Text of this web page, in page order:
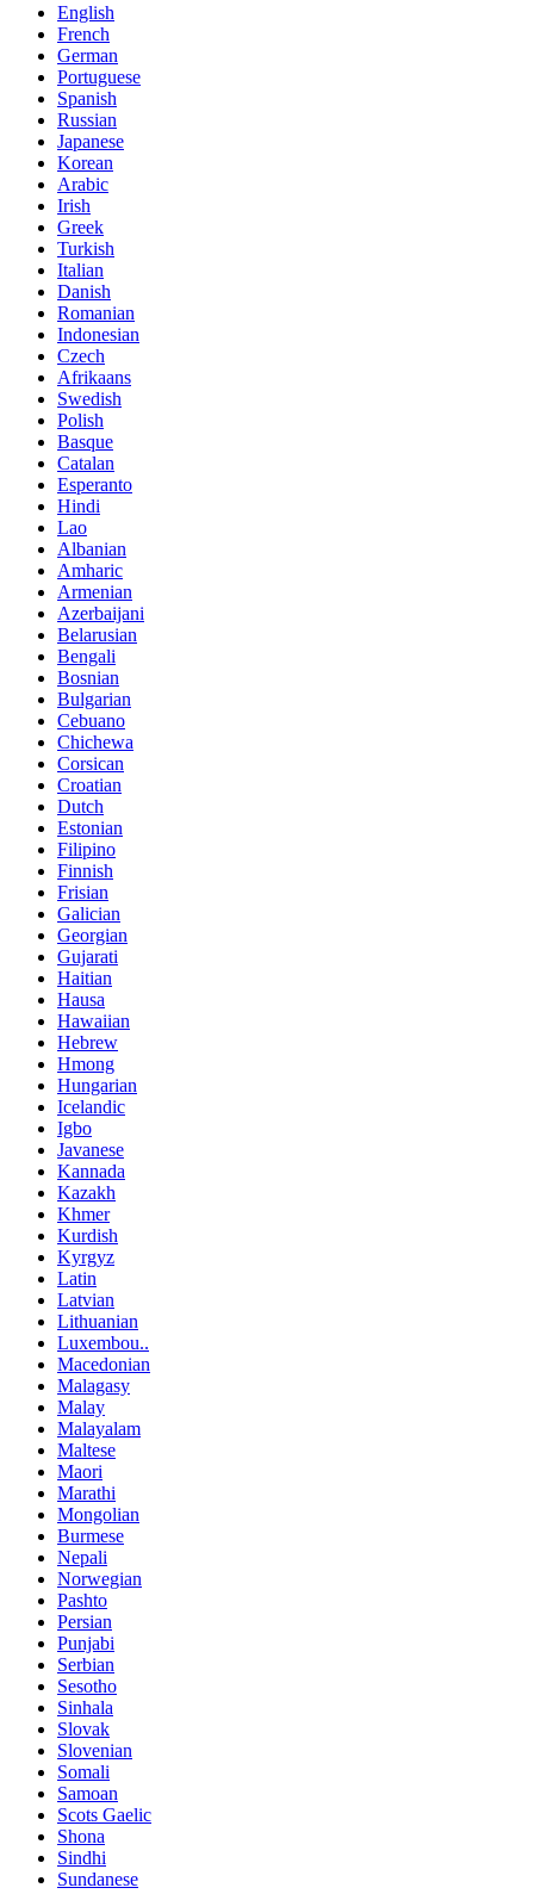
English
French
German
Portuguese
Spanish
Russian
Japanese
Korean
Arabic
Irish
Greek
Turkish
Italian
Danish
Romanian
Indonesian
Czech
Afrikaans
Swedish
Polish
Basque
Catalan
Esperanto
Hindi
Lao
Albanian
Amharic
Armenian
Azerbaijani
Belarusian
Bengali
Bosnian
Bulgarian
Cebuano
Chichewa
Corsican
Croatian
Dutch
Estonian
Filipino
Finnish
Frisian
Galician
Georgian
Gujarati
Haitian
Hausa
Hawaiian
Hebrew
Hmong
Hungarian
Icelandic
Igbo
Javanese
Kannada
Kazakh
Khmer
Kurdish
Kyrgyz
Latin
Latvian
Lithuanian
Luxembou..
Macedonian
Malagasy
Malay
Malayalam
Maltese
Maori
Marathi
Mongolian
Burmese
Nepali
Norwegian
Pashto
Persian
Punjabi
Serbian
Sesotho
Sinhala
Slovak
Slovenian
Somali
Samoan
Scots Gaelic
Shona
Sindhi
Sundanese